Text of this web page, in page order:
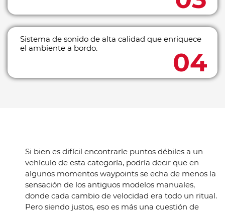
Sistema de sonido de alta calidad que enriquece
el ambiente a bordo.
Si bien es difícil encontrarle puntos débiles a un
vehículo de esta categoría, podría decir que en
algunos momentos waypoints se echa de menos la
sensación de los antiguos modelos manuales,
donde cada cambio de velocidad era todo un ritual.
Pero siendo justos, eso es más una cuestión de